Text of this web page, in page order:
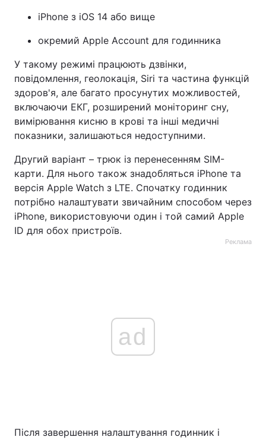
iPhone з iOS 14 або вище
окремий Apple Account для годинника
У такому режимі працюють дзвінки,
повідомлення, геолокація, Siri та частина функцій
здоров'я, але багато просунутих можливостей,
включаючи ЕКГ, розширений моніторинг сну,
вимірювання кисню в крові та інші медичні
показники, залишаються недоступними.
Другий варіант – трюк із перенесенням SIM-
карти. Для нього також знадобляться iPhone та
версія Apple Watch з LTE. Спочатку годинник
потрібно налаштувати звичайним способом через
iPhone, використовуючи один і той самий Apple
ID для обох пристроїв.
Реклама
ad
Після завершення налаштування годинник і